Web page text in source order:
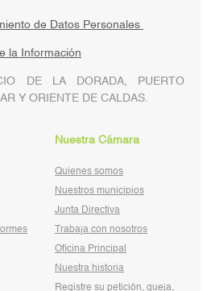
de Datos Personales
la Información
DE LA DORADA, PUERTO
Y ORIENTE DE CALDAS.
Nuestra Cámara
Quienes somos
Nuestros municipios
Junta Directiva
Trabaja con nosotros
Oficina Principal
Nuestra historia
Registre su petición, queja,